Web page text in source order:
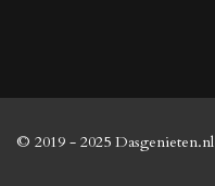
© 2019 - 2025 Dasgenieten.nl